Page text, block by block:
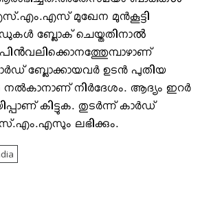
മുഖേന മുന്‍കൂട്ടി
ബ്ലോക് ചെയ്തതിനാൽ
ബ്ലോക്കായവര്‍ ഉടന്‍ പുതിയ
നിര്‍ദേശം. ആദ്യം ഇറര്‍
കിട്ടുക. തുടര്‍ന്ന് കാര്‍ഡ്
ലഭിക്കും.